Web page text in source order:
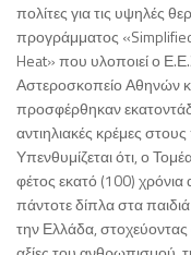
πολίτες για τις υψηλές
προγράμματος
Heat» που υλοποιεί ο
Αστεροσκοπείο Αθηνών
προσφέρθηκαν
αντιηλιακές κρέμες στους
Υπενθυμίζεται ότι, ο
φέτος εκατό (100)
πάντοτε δίπλα στα
την Ελλάδα, στοχεύοντας